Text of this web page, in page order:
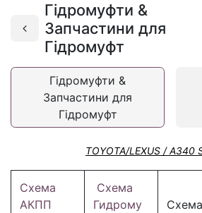
Гідромуфти &
Запчастини для
Гідромуфт
Гідромуфти &
Запчастини для
Гідромуфт
TOYOTA/LEXUS / A340
Схема
АКПП
Схема
Гидрому
Схема